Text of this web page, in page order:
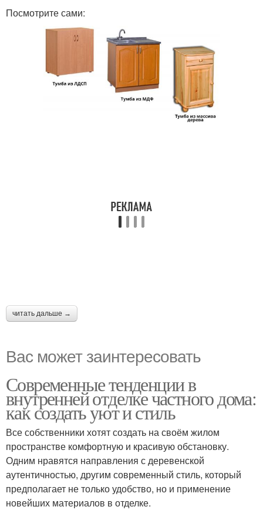
Посмотрите сами:
читать дальше →
Вас может заинтересовать
Современные тенденции в
внутренней отделке частного дома:
как создать уют и стиль
Все собственники хотят создать на своём жилом
пространстве комфортную и красивую обстановку.
Одним нравятся направления с деревенской
аутентичностью, другим современный стиль, который
предполагает не только удобство, но и применение
новейших материалов в отделке.